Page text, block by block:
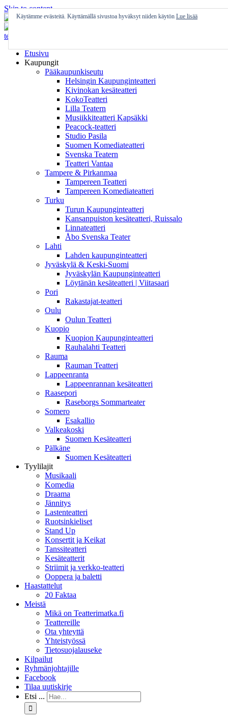
Skip to content
Etusivu
Kaupungit
Pääkaupunkiseutu
Helsingin Kaupunginteatteri
Kivinokan kesäteatteri
KokoTeatteri
Lilla Teatern
Musiikkiteatteri Kapsäkki
Peacock-teatteri
Studio Pasila
Suomen Komediateatteri
Svenska Teatern
Teatteri Vantaa
Tampere & Pirkanmaa
Tampereen Teatteri
Tampereen Komediateatteri
Turku
Turun Kaupunginteatteri
Kansanpuiston kesäteatteri, Ruissalo
Linnateatteri
Åbo Svenska Teater
Lahti
Lahden kaupunginteatteri
Jyväskylä & Keski-Suomi
Jyväskylän Kaupunginteatteri
Löytänän kesäteatteri | Viitasaari
Pori
Rakastajat-teatteri
Oulu
Oulun Teatteri
Kuopio
Kuopion Kaupunginteatteri
Rauhalahti Teatteri
Rauma
Rauman Teatteri
Lappeenranta
Lappeenrannan kesäteatteri
Raasepori
Raseborgs Sommarteater
Somero
Esakallio
Valkeakoski
Suomen Kesäteatteri
Pälkäne
Suomen Kesäteatteri
Tyylilajit
Musikaali
Komedia
Draama
Jännitys
Lastenteatteri
Ruotsinkieliset
Stand Up
Konsertit ja Keikat
Tanssiteatteri
Kesäteatterit
Striimit ja verkko-teatteri
Ooppera ja baletti
Haastattelut
20 Faktaa
Meistä
Mikä on Teatterimatka.fi
Teattereille
Ota yhteyttä
Yhteistyössä
Tietosuojalauseke
Kilpailut
Ryhmänjohtajille
Facebook
Tilaa uutiskirje
Etsi ...
Käytämme evästeitä. Käyttämällä sivustoa hyväksyt niiden käytön Lue lisää